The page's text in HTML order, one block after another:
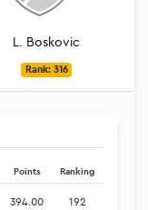
L. Boskovic
Rank: 316
Points Ranking
394.00 192